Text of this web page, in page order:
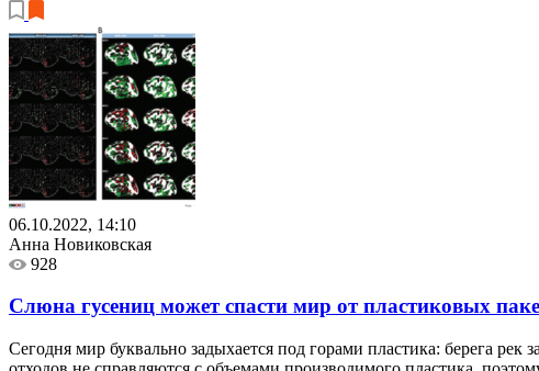
06.10.2022, 14:10
Анна Новиковская
928
Слюна гусениц может спасти мир от пластиковых
Сегодня мир буквально задыхается под горами пластика: берега